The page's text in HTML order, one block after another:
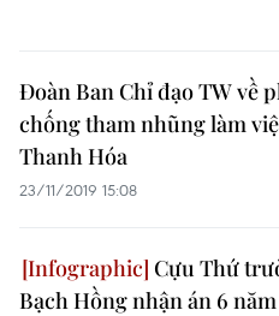
Đoàn Ban Chỉ đạo TW về
chống tham nhũng làm
Thanh Hóa
23/11/2019 15:08
Cựu Thứ
Bạch Hồng nhận án 6